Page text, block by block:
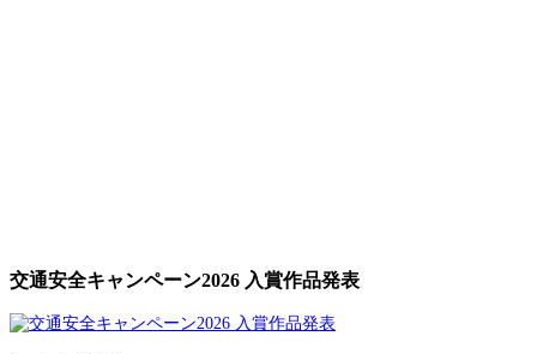
交通安全キャンペーン2026 入賞作品発表